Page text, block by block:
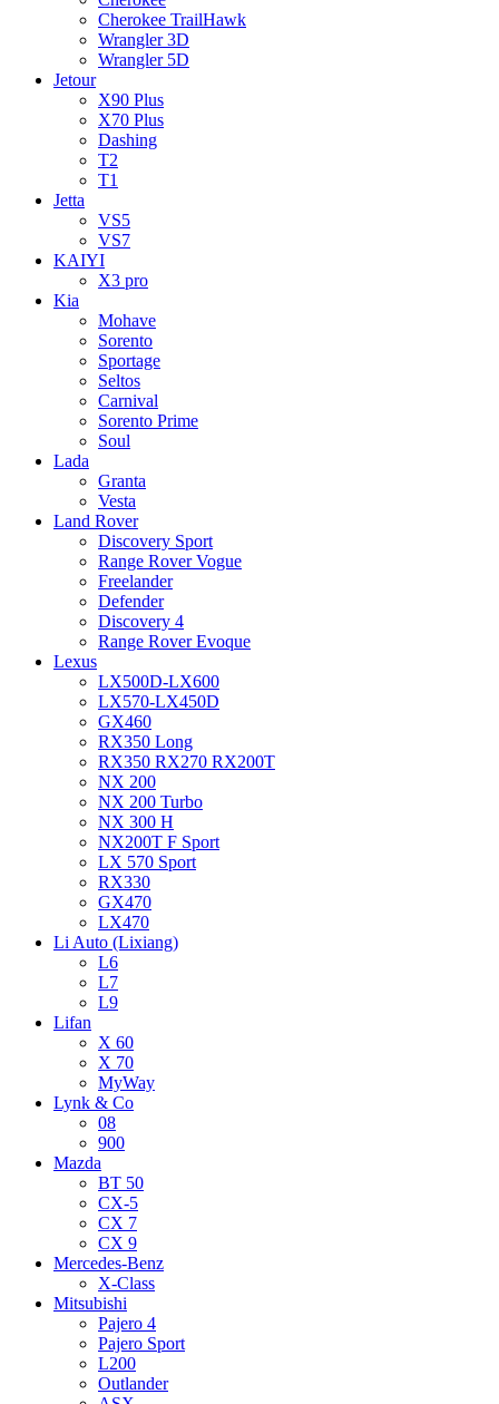
Cherokee TrailHawk
Wrangler 3D
Wrangler 5D
Jetour
X90 Plus
X70 Plus
Dashing
T2
T1
Jetta
VS5
VS7
KAIYI
X3 pro
Kia
Mohave
Sorento
Sportage
Seltos
Carnival
Sorento Prime
Soul
Lada
Granta
Vesta
Land Rover
Discovery Sport
Range Rover Vogue
Freelander
Defender
Discovery 4
Range Rover Evoque
Lexus
LX500D-LX600
LX570-LX450D
GX460
RX350 Long
RX350 RX270 RX200T
NX 200
NX 200 Turbo
NX 300 H
NX200T F Sport
LX 570 Sport
RX330
GX470
LX470
Li Auto (Lixiang)
L6
L7
L9
Lifan
X 60
X 70
MyWay
Lynk & Co
08
900
Mazda
BT 50
CX-5
CX 7
CX 9
Mercedes-Benz
X-Class
Mitsubishi
Pajero 4
Pajero Sport
L200
Outlander